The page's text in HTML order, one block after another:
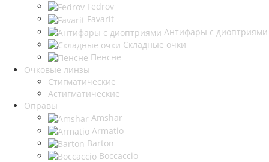
Fedrov
Favarit
Антифары с диоптриями
Складные очки
Пенсне
Очковые линзы
Стигматические
Астигматические
Оправы
Amshar
Armatio
Barton
Boccaccio